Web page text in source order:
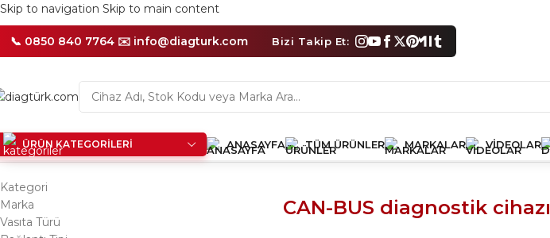
Skip to navigation Skip to main content
📞 0850 840 7764 ✉️ info@diagturk.com
Yıl
Distribütör
Garantili
Bizi Takip Et:
ÜRÜN KATEGORILERI ANASAYFA TÜM ÜRÜNLER MARKALAR VIDEOLAR
Ana Sayfa/Ürünler “CAN-BUS diagnostik cihazı” olarak etiketlendiTek bir sonuç gösteriliyor
Kategori
Marka
Vasıta Türü
CAN-BUS diagnostik cihazı